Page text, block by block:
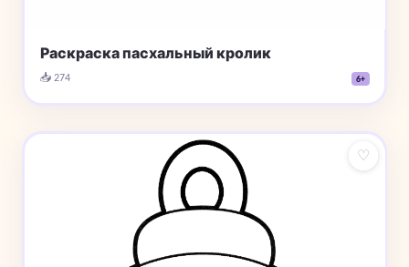
Раскраска пасхальный кролик
📥 274 6+
♡